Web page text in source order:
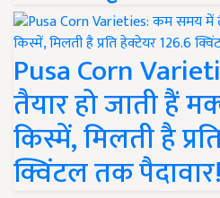
Pusa Corn
तैयार हो जाती हैं
किस्में, मिलती है
क्विंटल तक पैदावार!